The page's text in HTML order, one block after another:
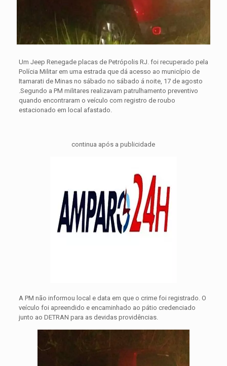
Um Jeep Renegade placas de Petrópolis RJ. foi recuperado pela
Polícia Militar em uma estrada que dá acesso ao município de
Itamarati de Minas no sábado no sábado á noite, 17 de agosto
Segundo a PM militares realizavam patrulhamento preventivo
quando encontraram o veículo com registro de roubo
estacionado em local afastado.
continua após a publicidade
A PM não informou local e data em que o crime foi registrado. O
veículo foi apreendido e encaminhado ao pátio credenciado
junto ao DETRAN para as devidas providências.